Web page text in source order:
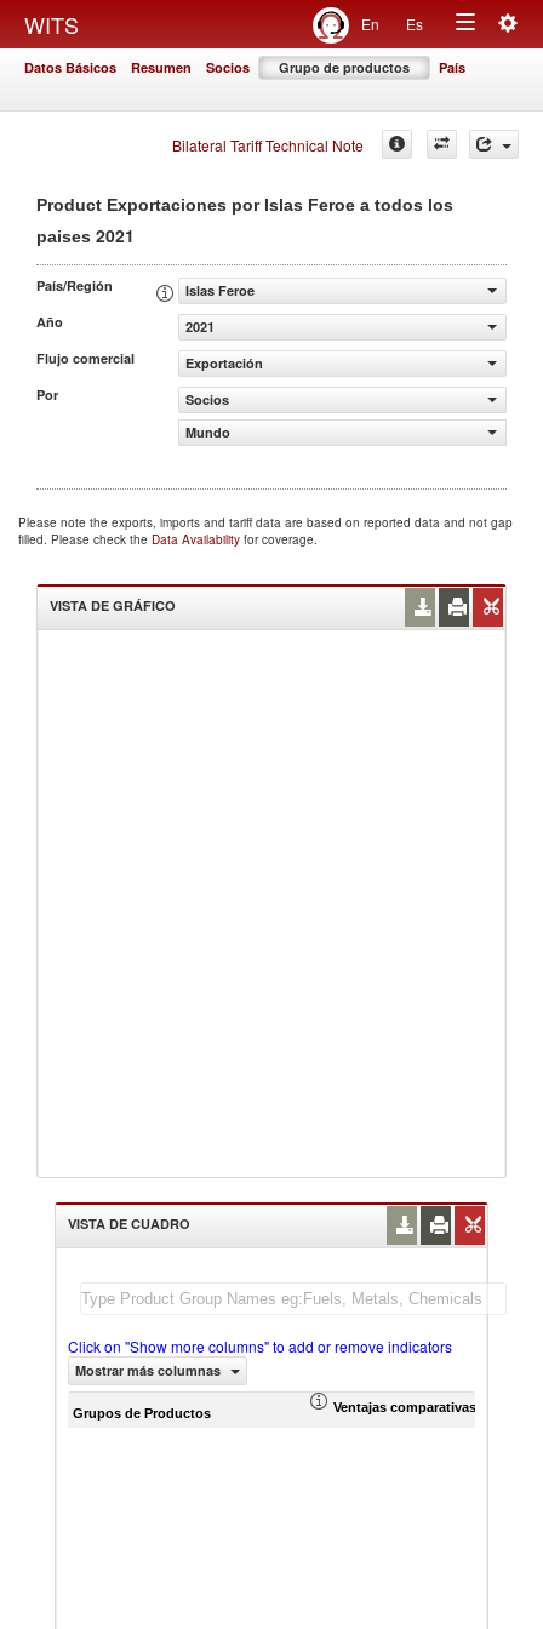
WITS En Es
Toggle
Datos Básicos Resumen Socios Grupo de productos País
Bilateral Tariff Technical Note
Product Exportaciones por Islas Feroe a todos los
paises 2021
País/Región
Islas Feroe
Año
2021
Flujo comercial
Exportación
Por
Socios
Mundo
Please note the exports, imports and tariff data are based on reported data and not gap
filled. Please check the Data Availability for coverage.
VISTA DE GRÁFICO
VISTA DE CUADRO
Click on "Show more columns" to add or remove indicators
Mostrar más columnas
Grupos de Productos Ventajas comparativas reveladas